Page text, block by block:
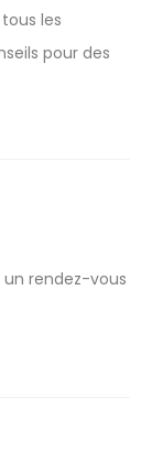
les
pour des
rendez-vous